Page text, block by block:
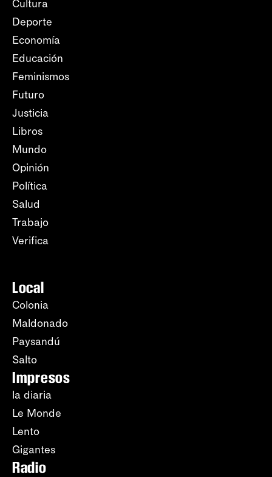
Cultura
Deporte
Economía
Educación
Feminismos
Futuro
Justicia
Libros
Mundo
Opinión
Política
Salud
Trabajo
Verifica
Local
Colonia
Maldonado
Paysandú
Salto
Impresos
la diaria
Le Monde
Lento
Gigantes
Radio